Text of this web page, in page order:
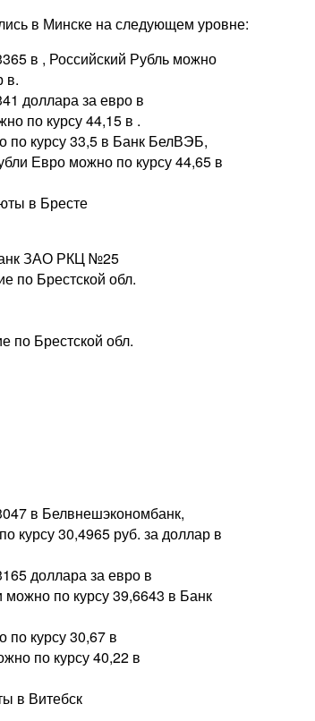
в Минске на следующем уровне:
в , Российский Рубль можно
в.
доллара за евро в
по курсу 44,15 в .
по курсу 33,5 в Банк БелВЭБ,
Евро можно по курсу 44,65 в
в Бресте
ЗАО РКЦ №25
по Брестской обл.
по Брестской обл.
в Белвнешэкономбанк,
курсу 30,4965 руб. за доллар в
доллара за евро в
по курсу 39,6643 в Банк
курсу 30,67 в
по курсу 40,22 в
в Витебск